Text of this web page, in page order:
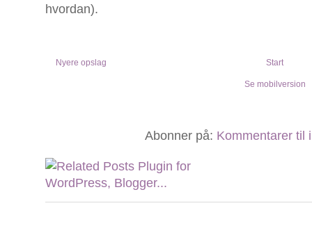
hvordan).
Nyere opslag Start
Se mobilversion
Abonner på: Kommentarer til